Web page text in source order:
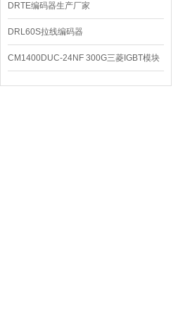
DRTE编码器生产厂家
DRL60S拉线编码器
CM1400DUC-24NF 300G三菱IGBT模块